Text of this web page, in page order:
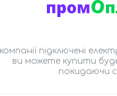
підключені
ви можете купити
покидаючи